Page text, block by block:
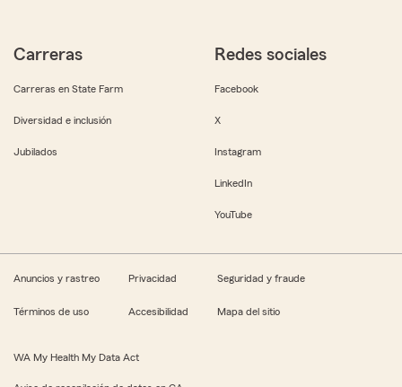
Carreras
Carreras en State Farm
Diversidad e inclusión
Jubilados
Redes sociales
Facebook
X
Instagram
LinkedIn
YouTube
Anuncios y rastreo Privacidad Seguridad y fraude
Términos de uso Accesibilidad Mapa del sitio
WA My Health My Data Act